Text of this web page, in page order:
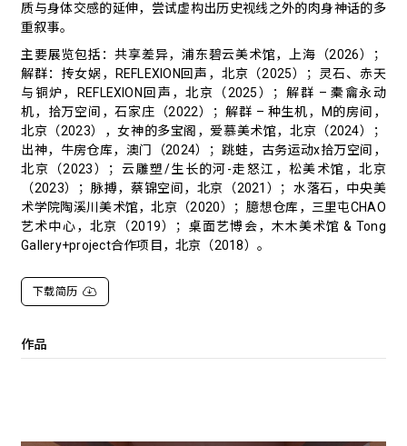
质与身体交感的延伸，尝试虚构出历史视线之外的肉身神话的多
重叙事。
主要展览包括：共享差异，浦东碧云美术馆，上海（2026）；
解群：抟女娲，REFLEXION回声，北京（2025）；灵石、赤天
与铜炉，REFLEXION回声，北京（2025）；解群 – 橐龠永动
机，拾万空间，石家庄（2022）；解群 – 种生机，M的房间，
北京（2023），女神的多宝阁，爱慕美术馆，北京（2024）；
出神，牛房仓库，澳门（2024）；跳蛙，古务运动x拾万空间，
北京（2023）；云雕塑/生长的河-走怒江，松美术馆，北京
（2023）；脉搏，蔡锦空间，北京（2021）；水落石，中央美
术学院陶溪川美术馆，北京（2020）；臆想仓库，三里屯CHAO
艺术中心，北京（2019）；桌面艺博会，木木美术馆 & Tong
Gallery+project合作项目，北京（2018）。
下载简历
作品